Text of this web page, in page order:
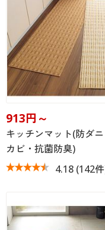
913円～
キッチンマット(防ダ
カビ・抗菌防臭)
4.18 (142